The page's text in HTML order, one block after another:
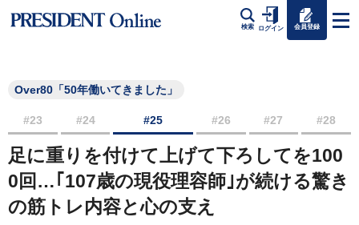
検索 ログイン 会員登録
Over80「50年働いてきました」
#23 #24 #25 #26 #27 #28
足に重りを付けて上げて下ろしてを100
0回…｢107歳の現役理容師｣が続ける驚き
の筋トレ内容と心の支え